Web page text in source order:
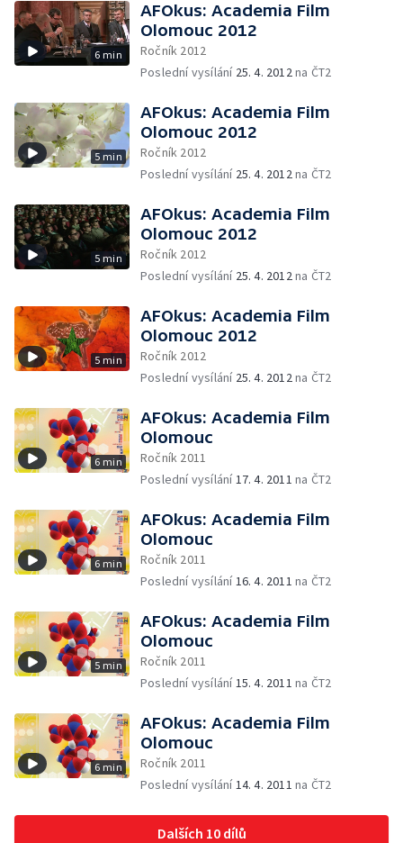
6 min
AFOkus: Academia Film
Olomouc 2012
Ročník 2012
Poslední vysílání 25. 4. 2012na ČT2
5 min
AFOkus: Academia Film
Olomouc 2012
Ročník 2012
Poslední vysílání 25. 4. 2012na ČT2
5 min
AFOkus: Academia Film
Olomouc 2012
Ročník 2012
Poslední vysílání 25. 4. 2012na ČT2
5 min
AFOkus: Academia Film
Olomouc 2012
Ročník 2012
Poslední vysílání 25. 4. 2012na ČT2
6 min
AFOkus: Academia Film
Olomouc
Ročník 2011
Poslední vysílání17. 4. 2011 na ČT2
6 min
AFOkus: Academia Film
Olomouc
Ročník 2011
Poslední vysílání16. 4. 2011 na ČT2
5 min
AFOkus: Academia Film
Olomouc
Ročník 2011
Poslední vysílání15. 4. 2011 na ČT2
6 min
AFOkus: Academia Film
Olomouc
Ročník 2011
Poslední vysílání14. 4. 2011 na ČT2
Dalších 10 dílů